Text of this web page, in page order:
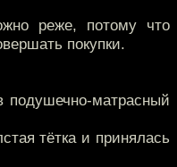
реже, потому что
покупки.
подушечно-матрасный
тётка и принялась